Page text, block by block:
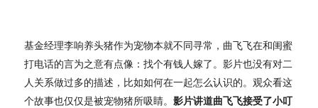
基金经理李响养头猪作为宠物本就不同寻常，曲飞飞在和闺蜜
打电话的言为之意有点像：找个有钱人嫁了。影片也没有对二
人关系做过多的描述，比如如何在一起怎么认识的。观众看这
个故事也仅仅是被宠物猪所吸睛。影片讲道曲飞飞接受了小叮